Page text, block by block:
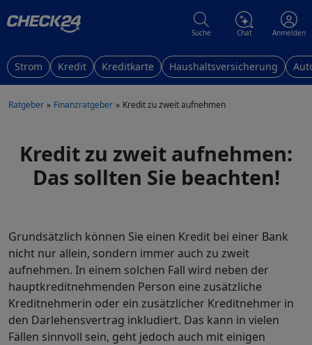
Suche Chat Anmelden
Strom Kredit Kreditkarte Haushaltsversicherung
Ratgeber Finanzratgeber Kredit zu zweit aufnehmen
Kredit zu zweit aufnehmen:
Das sollten Sie beachten!
Grundsätzlich können Sie einen Kredit bei einer Bank
nicht nur allein, sondern immer auch zu zweit
aufnehmen. In einem solchen Fall wird neben der
hauptkreditnehmenden Person eine zusätzliche
Kreditnehmerin oder ein zusätzlicher Kreditnehmer in
den Darlehensvertrag inkludiert. Das kann in vielen
Fällen sinnvoll sein, geht jedoch auch mit einigen